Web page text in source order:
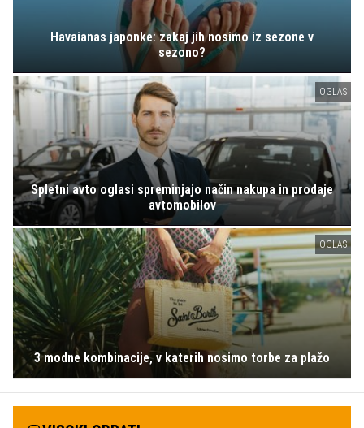
Havaianas japonke: zakaj jih nosimo iz sezone v
sezono?
OGLAS
Spletni avto oglasi spreminjajo način nakupa in prodaje
avtomobilov
OGLAS
3 modne kombinacije, v katerih nosimo torbe za plažo